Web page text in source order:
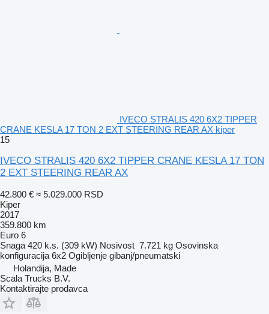
IVECO STRALIS 420 6X2 TIPPER
CRANE KESLA 17 TON 2 EXT STEERING REAR AX kiper
15
IVECO STRALIS 420 6X2 TIPPER CRANE KESLA 17 TON
2 EXT STEERING REAR AX
42.800 € ≈ 5.029.000 RSD
Kiper
2017
359.800 km
Euro 6
Snaga 420 k.s. (309 kW) Nosivost 7.721 kg Osovinska
konfiguracija 6x2 Ogibljenje gibanj/pneumatski
Holandija, Made
Scala Trucks B.V.
Kontaktirajte prodavca